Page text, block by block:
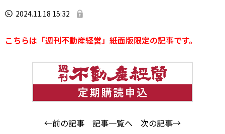
2024.11.18 15:32
こちらは「週刊不動産経営」紙面版限定の記事です。
←前の記事 記事一覧へ 次の記事→